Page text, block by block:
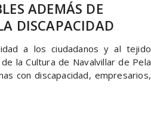
ADEMÁS DE
DISCAPACIDAD
a los ciudadanos y al tejido
la Cultura de Navalvillar de Pela
con discapacidad, empresarios,